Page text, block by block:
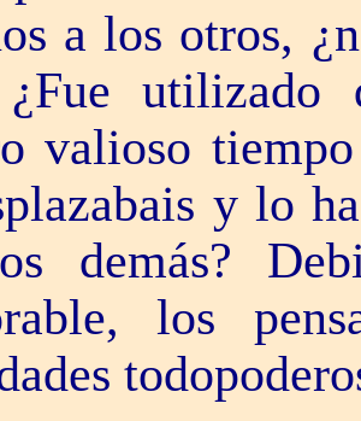
a los otros,
utilizado
valioso
y lo
demás?
los